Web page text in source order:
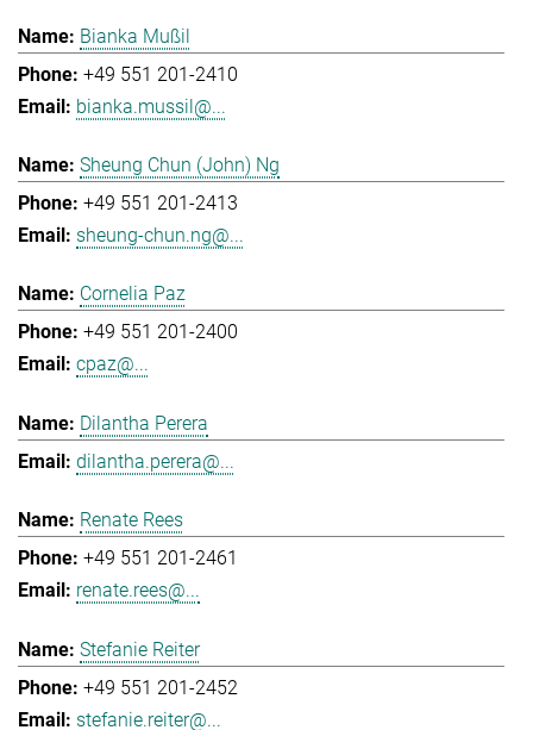
Bianka Mußil
+49 551 201-2410
bianka.mussil@...
Sheung Chun (John) Ng
+49 551 201-2413
sheung-chun.ng@...
Cornelia Paz
+49 551 201-2400
cpaz@...
Dilantha Perera
dilantha.perera@...
Renate Rees
+49 551 201-2461
renate.rees@...
Stefanie Reiter
+49 551 201-2452
stefanie.reiter@...